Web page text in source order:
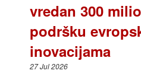
vredan 300
podršku
inovacijama
27 Jul 2026